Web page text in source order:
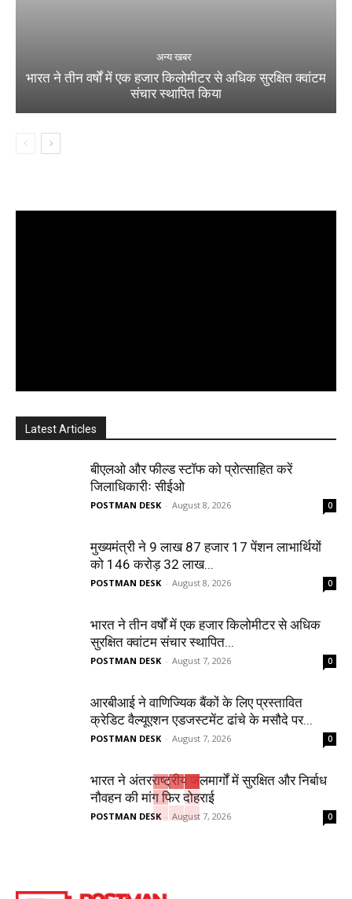
अन्य खबर
भारत ने तीन वर्षों में एक हजार किलोमीटर से अधिक सुरक्षित क्वांटम
संचार स्थापित किया
Latest Articles
बीएलओ और फील्ड स्टॉफ को प्रोत्साहित करें
जिलाधिकारीः सीईओ
POSTMAN DESK - August 8, 2026 0
मुख्यमंत्री ने 9 लाख 87 हजार 17 पेंशन लाभार्थियों
को 146 करोड़ 32 लाख...
POSTMAN DESK - August 8, 2026 0
भारत ने तीन वर्षों में एक हजार किलोमीटर से अधिक
सुरक्षित क्वांटम संचार स्थापित...
POSTMAN DESK - August 7, 2026 0
आरबीआई ने वाणिज्यिक बैंकों के लिए प्रस्तावित
क्रेडिट वैल्यूएशन एडजस्टमेंट ढांचे के मसौदे पर...
POSTMAN DESK - August 7, 2026 0
भारत ने अंतरराष्ट्रीय जलमार्गों में सुरक्षित और निर्बाध
नौवहन की मांग फिर दोहराई
POSTMAN DESK - August 7, 2026 0